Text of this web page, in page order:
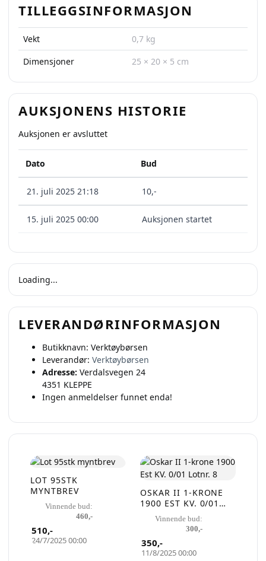
TILLEGGSINFORMASJON
Vekt
0,7 kg
Dimensjoner
25 × 20 × 5 cm
AUKSJONENS HISTORIE
Auksjonen er avsluttet
Dato Bud
21. juli 2025 21:18 10,-
15. juli 2025 00:00 Auksjonen startet
Loading...
LEVERANDØRINFORMASJON
Butikknavn: Verktøybørsen
Leverandør: Verktøybørsen
Adresse: Verdalsvegen 24
4351 KLEPPE
Ingen anmeldelser funnet enda!
LOT 95STK
MYNTBREV
Vinnende bud:
460,-
24/7/2025 00:00
510,-
OSKAR II 1-KRONE
1900 EST KV. 0/01
LOTNR. 8
Vinnende bud:
300,-
11/8/2025 00:00
350,-